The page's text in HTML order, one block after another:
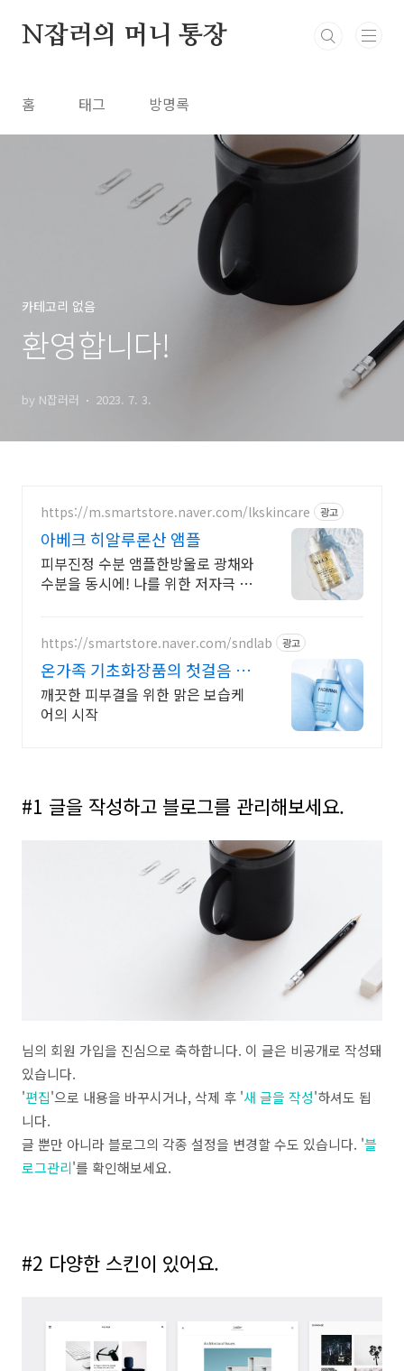
N잡러의 머니 통장
홈 태그 방명록
카테고리 없음
환영합니다!
by N잡러러 2023. 7. 3.
https://m.smartstore.naver.com/lkskincare 광고
아베크 히알루론산 앰플
피부진정 수분 앰플한방울로 광채와
수분을 동시에! 나를 위한 저자극 스
https://smartstore.naver.com/sndlab 광고
온가족 기초화장품의 첫걸음 온
가족 순한 보습케어 파더마
깨끗한 피부결을 위한 맑은 보습케
어의 시작
#1 글을 작성하고 블로그를 관리해보세요.
님의 회원 가입을 진심으로 축하합니다. 이 글은 비공개로 작성돼
있습니다.
'편집'으로 내용을 바꾸시거나, 삭제 후 '새 글을 작성'하셔도 됩
니다.
글 뿐만 아니라 블로그의 각종 설정을 변경할 수도 있습니다. '블
로그관리'를 확인해보세요.
#2 다양한 스킨이 있어요.